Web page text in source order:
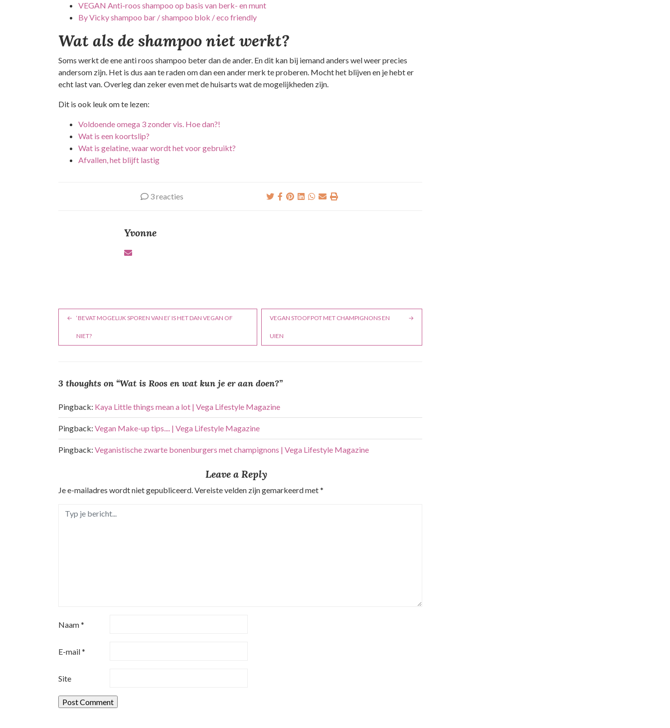
VEGAN Anti-roos shampoo op basis van berk- en munt
By Vicky shampoo bar / shampoo blok / eco friendly
Wat als de shampoo niet werkt?
Soms werkt de ene anti roos shampoo beter dan de ander. En dit kan bij iemand anders wel weer precies
andersom zijn. Het is dus aan te raden om dan een ander merk te proberen. Mocht het blijven en je hebt er
echt last van. Overleg dan zeker even met de huisarts wat de mogelijkheden zijn.
Dit is ook leuk om te lezen:
Voldoende omega 3 zonder vis. Hoe dan?!
Wat is een koortslip?
Wat is gelatine, waar wordt het voor gebruikt?
Afvallen, het blijft lastig
3 reacties
Yvonne
B
c
h
t
n
v
‘BEVAT MOGELIJK SPOREN VAN EI’ IS HET DAN VEGAN OF
NIET?
VEGAN STOOFPOT MET CHAMPIGNONS EN
UIEN
3 thoughts on “Wat is Roos en wat kun je er aan doen?”
Pingback: Kaya Little things mean a lot | Vega Lifestyle Magazine
Pingback: Vegan Make-up tips.... | Vega Lifestyle Magazine
Pingback: Veganistische zwarte bonenburgers met champignons | Vega Lifestyle Magazine
Leave a Reply
Je e-mailadres wordt niet gepubliceerd.Vereiste velden zijn gemarkeerd met*
Naam*
E-mail*
Site